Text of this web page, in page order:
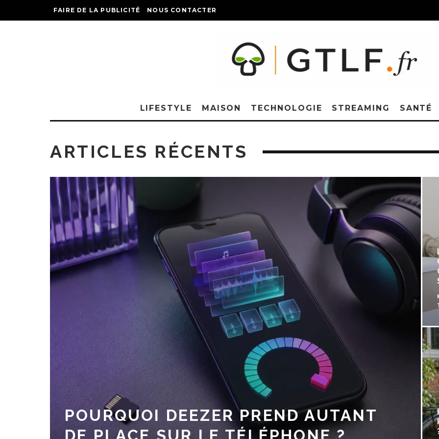
FAIRE DE LA PUBLICITÉ NOUS CONTACTER
LIFESTYLE MAISON TECHNOLOGIE STREAMING SANTÉ
ARTICLES RÉCENTS
QUE SIGNIFIE « LEFT » DANS LE SUIVI
SHEIN ?